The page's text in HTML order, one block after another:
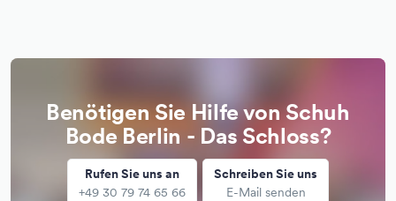
Benötigen Sie Hilfe von Schuh
Bode Berlin - Das Schloss?
Rufen Sie uns an
+49 30 79 74 65 66
Schreiben Sie uns
E-Mail senden